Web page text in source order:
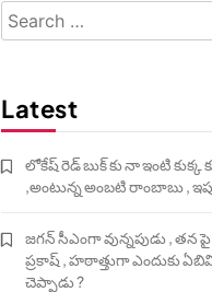
Search
for:
Latest
లోకేష్ రెడ్ బుక్ కు నా ఇంటి
,అంటున్న అంబటి రాంబాబు ,
జగన్ సీఎంగా వున్నపుడు ,
ప్రకాష్ , హఠాత్తుగా ఎందుకు
చెప్పాడు ?